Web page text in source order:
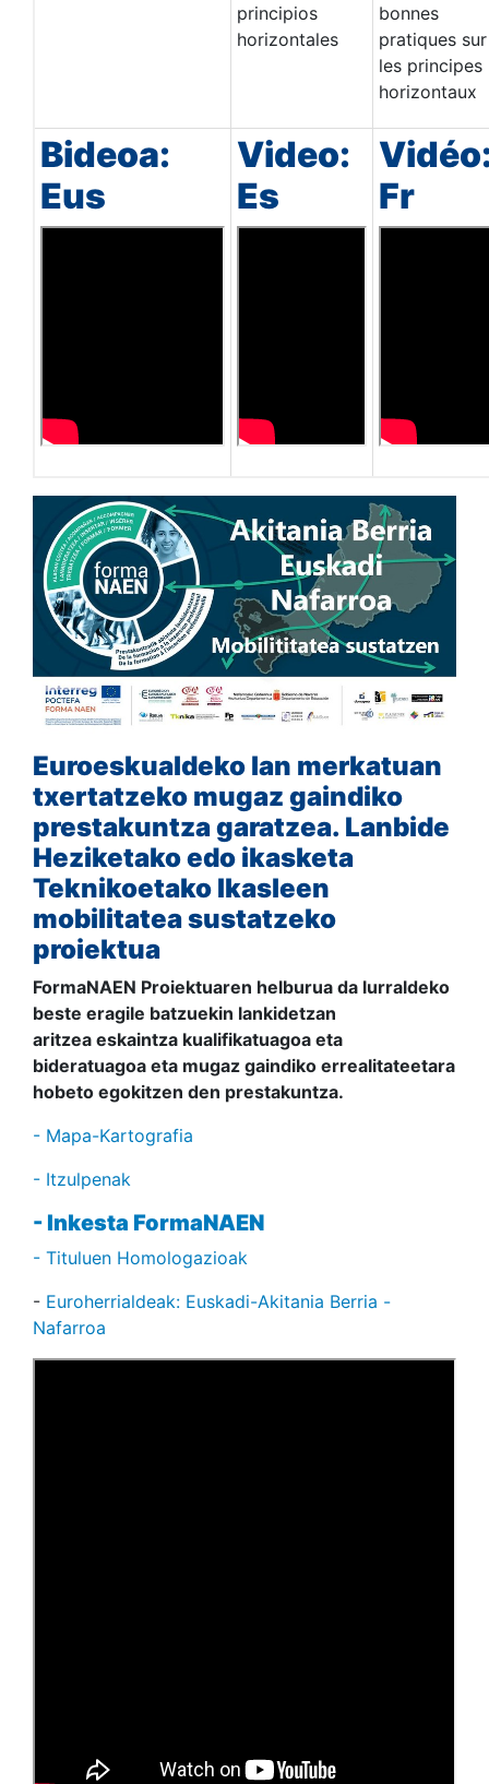
principios
horizontales
bonnes
pratiques sur
les principes
horizontaux
Bideoa:
Eus
Video:
Es
Fr
Euroeskualdeko lan merkatuan
txertatzeko mugaz gaindiko
prestakuntza garatzea. Lanbide
Heziketako edo ikasketa
Teknikoetako Ikasleen
mobilitatea sustatzeko
proiektua
FormaNAEN Proiektuaren helburua da lurraldeko
beste eragile batzuekin lankidetzan
aritzea eskaintza kualifikatuagoa eta
bideratuagoa eta mugaz gaindiko errealitateetara
hobeto egokitzen den prestakuntza.
- Mapa-Kartografia
- Itzulpenak
- Inkesta FormaNAEN
- Tituluen Homologazioak
- Euroherrialdeak: Euskadi-Akitania Berria -
Nafarroa